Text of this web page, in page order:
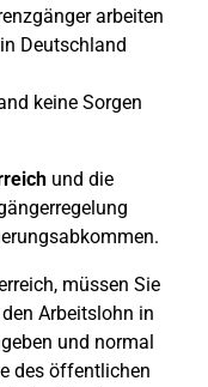
arbeiten
Deutschland
keine Sorgen
und die
müssen Sie
Arbeitslohn in
und normal
des öffentlichen